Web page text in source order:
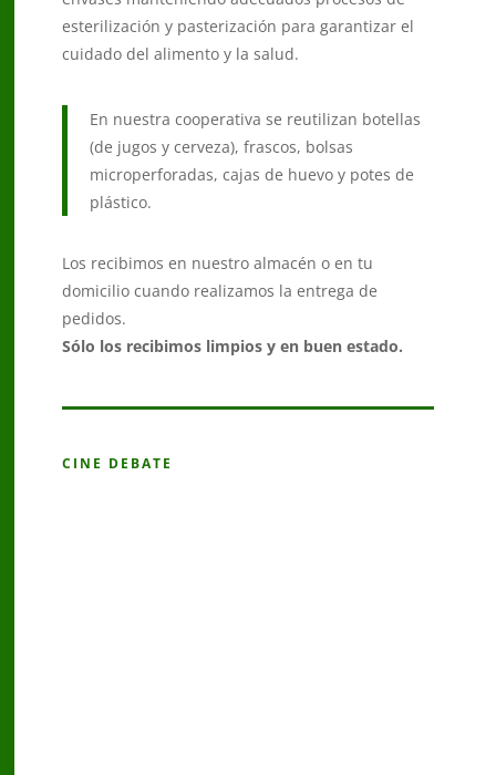
esterilización y pasterización para garantizar el
cuidado del alimento y la salud.
En nuestra cooperativa se reutilizan botellas
(de jugos y cerveza), frascos, bolsas
microperforadas, cajas de huevo y potes de
plástico.
Los recibimos en nuestro almacén o en tu
domicilio cuando realizamos la entrega de
pedidos.
Sólo los recibimos limpios y en buen estado.
CINE DEBATE